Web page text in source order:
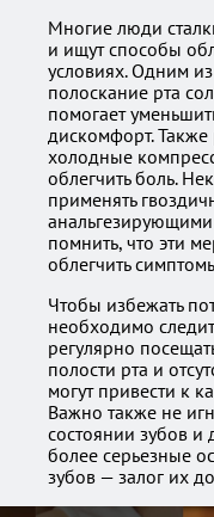
Многие люди
и ищут способы
условиях. Одним
полоскание рта
помогает
дискомфорт. Также
холодные
облегчить боль.
применять
помнить, что эти
облегчить
Чтобы избежать
необходимо
регулярно
полости рта и
могут привести к
Важно также не
состоянии зубов и
более серьезные
зубов — залог их